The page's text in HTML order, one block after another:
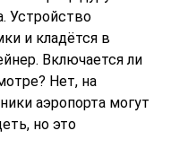
Устройство
и кладётся в
Включается ли
Нет, на
аэропорта могут
но это